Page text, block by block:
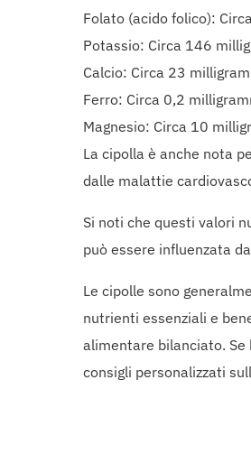
Folato (acido folico):
Potassio: Circa 146
Calcio: Circa 23
Ferro: Circa 0,2
Magnesio: Circa 10
La cipolla è anche nota
dalle malattie
Si noti che questi valori
può essere influenzata
Le cipolle sono
nutrienti essenziali e
alimentare bilanciato.
consigli personalizzati